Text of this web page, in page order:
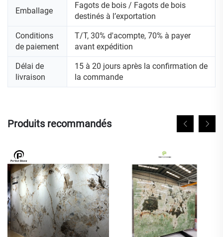
Emballage
Fagots de bois / Fagots de bois
destinés à l’exportation
Conditions
de paiement
T/T, 30% d'acompte, 70% à payer
avant expédition
Délai de
livraison
15 à 20 jours après la confirmation de
la commande
Produits recommandés